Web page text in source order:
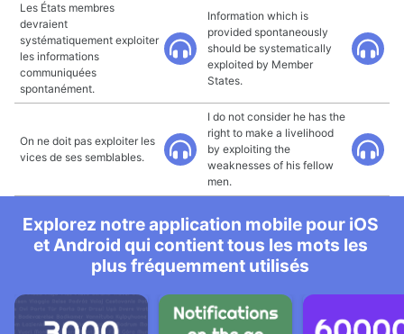
Les États membres
devraient
systématiquement exploiter
les informations
communiquées
spontanément.
Information which is
provided spontaneously
should be systematically
exploited by Member
States.
On ne doit pas exploiter les
vices de ses semblables.
I do not consider he has the
right to make a livelihood
by exploiting the
weaknesses of his fellow
men.
Explorez notre application mobile pour iOS
et Android qui contient tous les mots les
plus fréquemment utilisés